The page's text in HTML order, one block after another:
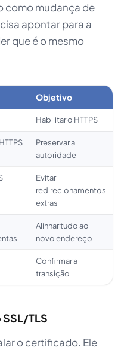
como mudança de
apontar para a
que é o mesmo
Objetivo
Habilitar o HTTPS
Preservar a
autoridade
Evitar
redirecionamentos
extras
Alinhar tudo ao
novo endereço
Confirmar a
transição
TLS
o certificado. Ele